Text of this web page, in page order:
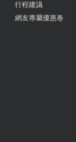
行程建議
網友專屬優惠卷